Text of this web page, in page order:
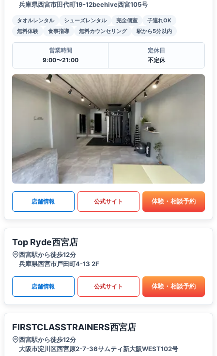
兵庫県西宮市田代町19-12beehive西宮105号
タオルレンタル シューズレンタル 完全個室
子連れOK
無料体験
食事指導 無料カウンセリング 駅から5分以内
営業時間
9:00〜21:00
定休日
不定休
店舗情報 公式サイト 体験・相談予約
Top Ryde西宮店
西宮駅から徒歩12分
兵庫県西宮市戸田町4-13 2F
店舗情報 公式サイト 体験・相談予約
FIRSTCLASSTRAINERS西宮店
西宮駅から徒歩12分
大阪市淀川区西宮原2-7-36サムティ新大阪WEST102号